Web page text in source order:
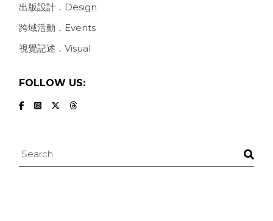
出版設計．Design
跨域活動．Events
視覺記述．Visual
FOLLOW US:
Search